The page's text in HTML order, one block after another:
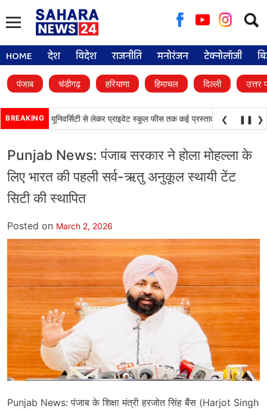
for:
HOME देश विदेश राजनीति मनोरंजन टेक्नोलॉजी
पंजाब चंडीगढ़ हरियाणा हिमाचल दिल्ली उत्तर
BREAKING
डिजिटल यूनिवर्सिटी से लेकर प्राइवेट स्कूल फीस तक कई प्रस्तावों को मंजूरी • पंजाब
❮ ❚❚ ❯
Punjab News: पंजाब सरकार ने होला मोहल्ला के
लिए भारत की पहली सर्व-ऋतु अनुकूल स्थायी टेंट
सिटी की स्थापित
Posted on March 2, 2026
Punjab News: पंजाब के शिक्षा मंत्री हरजोत सिंह बैंस (Harjot Singh